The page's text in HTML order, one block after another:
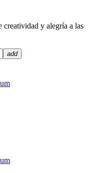
creatividad y alegría a las
add